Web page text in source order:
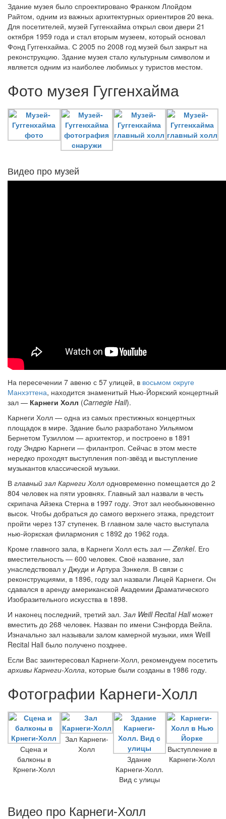
Здание музея было спроектировано Франком Ллойдом
Райтом, одним из важных архитектурных ориентиров 20 века.
Для посетителей, музей Гуггенхайма открыл свои двери 21
октября 1959 года и стал вторым музеем, который основал
Фонд Гуггенхайма. С 2005 по 2008 год музей был закрыт на
реконструкцию. Здание музея стало культурным символом и
является одним из наиболее любимых у туристов местом.
Фото музея Гуггенхайма
Видео про музей
На пересечении 7 авеню с 57 улицей, в восьмом округе
Манхэттена, находится знаменитый Нью-Йоркский концертный
зал — Карнеги Холл (Carnegie Hall).
Карнеги Холл — одна из самых престижных концертных
площадок в мире. Здание было разработано Уильямом
Бернетом Тузиллом — архитектор, и построено в 1891
году Эндрю Карнеги — филантроп. Сейчас в этом месте
нередко проходят выступления поп-звёзд и выступление
музыкантов классической музыки.
В главный зал Карнеги Холл одновременно помещается до 2
804 человек на пяти уровнях. Главный зал назвали в честь
скрипача Айзека Стерна в 1997 году. Этот зал необыкновенно
высок. Чтобы добраться до самого верхнего этажа, предстоит
пройти через 137 ступенек. В главном зале часто выступала
нью-йоркская филармония с 1892 до 1962 года.
Кроме главного зала, в Карнеги Холл есть зал — Zenkel. Его
вместительность — 600 человек. Своё название, зал
унаследствовал у Джуди и Артура Зэнкеля. В связи с
реконструкциями, в 1896, году зал назвали Лицей Карнеги. Он
сдавался в аренду американской Академии Драматического
Изобразительного искусства в 1898.
И наконец последний, третий зал. Зал Weill Recital Hallможет
вместить до 268 человек. Назван по имени Сэнфорда Вейла.
Изначально зал называли залом камерной музыки, имя Weill
Recital Hall было получено позднее.
Если Вас заинтересовал Карнеги-Холл, рекомендуем посетить
архивы Карнеги-Холла, которые были созданы в 1986 году.
Фотографии Карнеги-Холл
Сцена и
балконы в
Крнеги-Холл
Зал Карнеги-
Холл
Здание
Карнеги-Холл.
Вид с улицы
Выступление в
Карнеги-Холл
Видео про Карнеги-Холл